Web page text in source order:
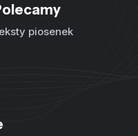
piosenek